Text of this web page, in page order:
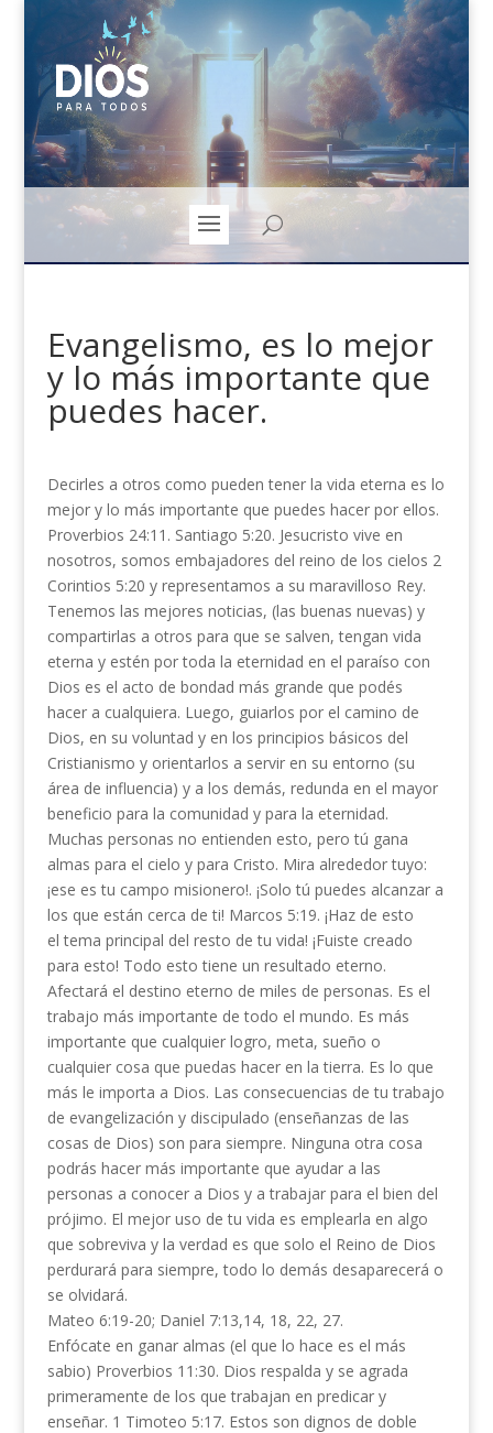
Evangelismo, es lo mejor
y lo más importante que
puedes hacer.
Decirles a otros como pueden tener la vida eterna es lo
mejor y lo más importante que puedes hacer por ellos.
Proverbios 24:11. Santiago 5:20. Jesucristo vive en
nosotros, somos embajadores del reino de los cielos 2
Corintios 5:20 y representamos a su maravilloso Rey.
Tenemos las mejores noticias, (las buenas nuevas) y
compartirlas a otros para que se salven, tengan vida
eterna y estén por toda la eternidad en el paraíso con
Dios es el acto de bondad más grande que podés
hacer a cualquiera. Luego, guiarlos por el camino de
Dios, en su voluntad y en los principios básicos del
Cristianismo y orientarlos a servir en su entorno (su
área de influencia) y a los demás, redunda en el mayor
beneficio para la comunidad y para la eternidad.
Muchas personas no entienden esto, pero tú gana
almas para el cielo y para Cristo. Mira alrededor tuyo:
¡ese es tu campo misionero!. ¡Solo tú puedes alcanzar a
los que están cerca de ti! Marcos 5:19. ¡Haz de esto
el tema principal del resto de tu vida! ¡Fuiste creado
para esto! Todo esto tiene un resultado eterno.
Afectará el destino eterno de miles de personas. Es el
trabajo más importante de todo el mundo. Es más
importante que cualquier logro, meta, sueño o
cualquier cosa que puedas hacer en la tierra. Es lo que
más le importa a Dios. Las consecuencias de tu trabajo
de evangelización y discipulado (enseñanzas de las
cosas de Dios) son para siempre. Ninguna otra cosa
podrás hacer más importante que ayudar a las
personas a conocer a Dios y a trabajar para el bien del
prójimo. El mejor uso de tu vida es emplearla en algo
que sobreviva y la verdad es que solo el Reino de Dios
perdurará para siempre, todo lo demás desaparecerá o
se olvidará.
Mateo 6:19-20; Daniel 7:13,14, 18, 22, 27.
Enfócate en ganar almas (el que lo hace es el más
sabio) Proverbios 11:30. Dios respalda y se agrada
primeramente de los que trabajan en predicar y
enseñar. 1 Timoteo 5:17. Estos son dignos de doble